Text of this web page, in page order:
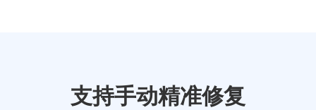
支持手动精准修复